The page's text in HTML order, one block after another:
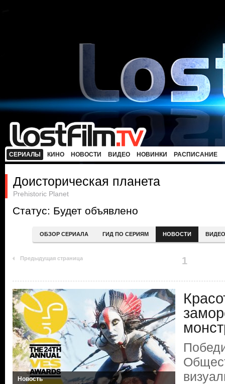
СЕРИАЛЫ КИНО НОВОСТИ ВИДЕО НОВИНКИ РАСПИСАНИЕ
Доисторическая планета
Prehistoric Planet
Статус: Будет объявлено
ОБЗОР СЕРИАЛА ГИД ПО СЕРИЯМ НОВОСТИ ВИДЕО
Предыдущая страница 1
Новость